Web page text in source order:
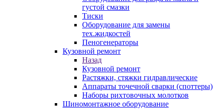
густой смазки
Тиски
Оборудование для замены
тех.жидкостей
Пеногенераторы
Кузовной ремонт
Назад
Кузовной ремонт
Растяжки, стяжки гидравлические
Аппараты точечной сварки (споттеры)
Наборы рихтовочных молотков
Шиномонтажное оборудование